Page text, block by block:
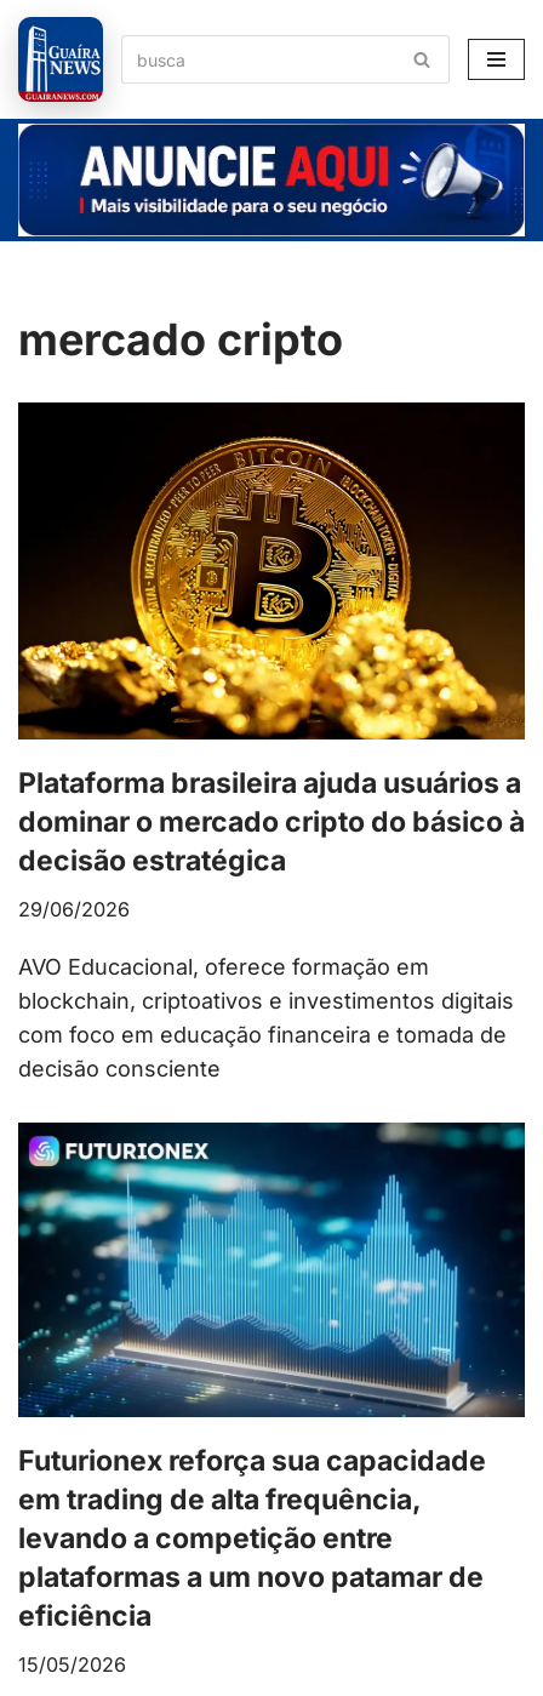
Pular
para
o
conteúdo
mercado cripto
Plataforma brasileira ajuda usuários a
dominar o mercado cripto do básico à
decisão estratégica
29/06/2026
AVO Educacional, oferece formação em
blockchain, criptoativos e investimentos digitais
com foco em educação financeira e tomada de
decisão consciente
Futurionex reforça sua capacidade
em trading de alta frequência,
levando a competição entre
plataformas a um novo patamar de
eficiência
15/05/2026